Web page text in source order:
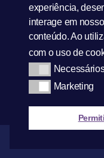
experiência,
interage em
conteúdo. Ao
com o uso de
Marketing
Ver